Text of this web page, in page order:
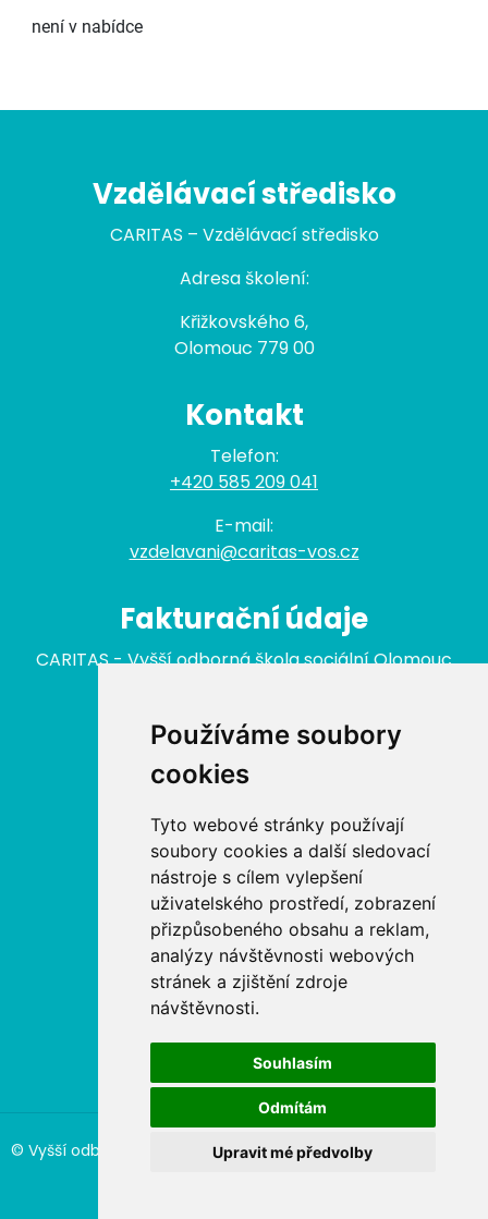
Používáme soubory
cookies
Tyto webové stránky používají
soubory cookies a další sledovací
nástroje s cílem vylepšení
uživatelského prostředí, zobrazení
přizpůsobeného obsahu a reklam,
analýzy návštěvnosti webových
stránek a zjištění zdroje
návštěvnosti.
Souhlasím
Odmítám
Upravit mé předvolby
není v nabídce
Vzdělávací středisko
CARITAS – Vzdělávací středisko
Adresa školení:
Křižkovského 6,
Olomouc 779 00
Kontakt
Telefon:
+420 585 209 041
E-mail:
vzdelavani@caritas-vos.cz
Fakturační údaje
CARITAS - Vyšší odborná škola sociální Olomouc
Nabídka
Aktuální kurzy
Akreditované kurzy MŠMT
Akreditované kurzy MPSV
Akreditované kurzy MV
© Vyšší odborná škola sociální Olomouc, Vzdělávací středisko